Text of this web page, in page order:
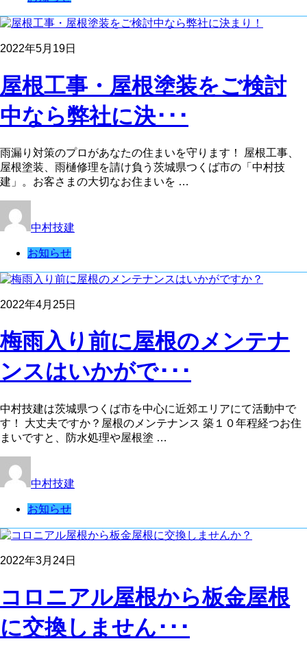
2022年5月19日
屋根工事・屋根塗装をご検討
中なら弊社に決･･･
雨漏り対策のプロがあなたの住まいを守ります！ 屋根工事、
屋根塗装、雨樋修理を請け負う茨城県つくば市の「中村技
建」。お客さまの大切なお住まいを …
中村技建
お知らせ
2022年4月25日
梅雨入り前に屋根のメンテナ
ンスはいかがで･･･
中村技建は茨城県つくば市を中心に近郊エリアにて活動中で
す！ 大丈夫ですか？屋根のメンテナンス 築１０年程経つお住
まいですと、防水処理や屋根塗 …
中村技建
お知らせ
2022年3月24日
コロニアル屋根から板金屋根
に交換しません･･･